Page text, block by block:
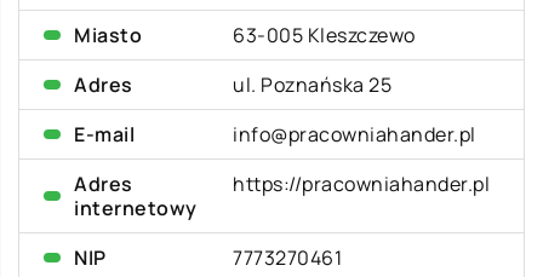
Miasto
63-005 Kleszczewo
Adres
ul. Poznańska 25
E-mail
info@pracowniahander.pl
Adres
internetowy
https://pracowniahander.pl
NIP
7773270461